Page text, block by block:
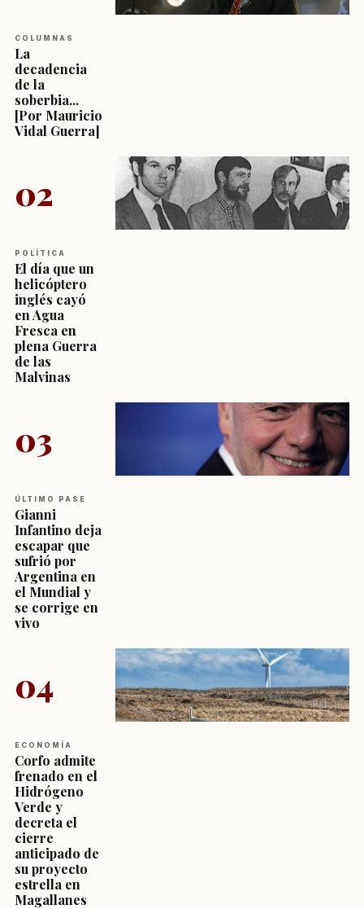
COLUMNAS
La
decadencia
de la
soberbia...
[Por Mauricio
Vidal Guerra]
02
POLÍTICA
El día que un
helicóptero
inglés cayó
en Agua
Fresca en
plena Guerra
de las
Malvinas
03
ÚLTIMO PASE
Gianni
Infantino deja
escapar que
sufrió por
Argentina en
el Mundial y
se corrige en
vivo
04
ECONOMÍA
Corfo admite
frenado en el
Hidrógeno
Verde y
decreta el
cierre
anticipado de
su proyecto
estrella en
Magallanes